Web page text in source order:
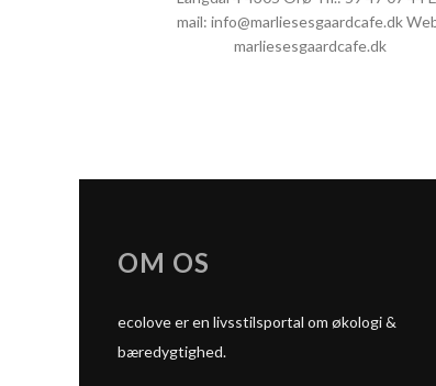
mail: info@marliesesgaardcafe.dk
marliesesgaardcafe.dk
OM OS
ecolove er en livsstilsportal om økologi &
bæredygtighed.